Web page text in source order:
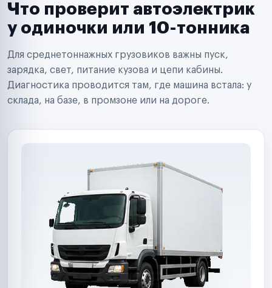
Автодилеры
Поставщики запчастей
Аренда спецтехники
Ремонт спецтехники
Ритейл-сети
Управляющие компании
Страховые компании
Что проверит автоэлектрик
у одиночки или 10-тонника
Для среднетоннажных грузовиков важны пуск,
зарядка, свет, питание кузова и цепи кабины.
Диагностика проводится там, где машина встала: у
склада, на базе, в промзоне или на дороге.